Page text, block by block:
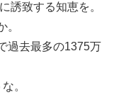
誘致する知恵を。
。
過去最多の1375万
。